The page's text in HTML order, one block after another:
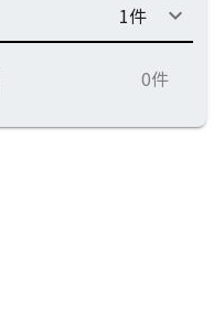
1件 keyboard_arrow_down
0件